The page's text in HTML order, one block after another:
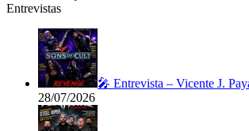
Entrevistas
🎤 Entrevista – Vicente J.
28/07/2026